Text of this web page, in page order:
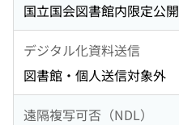
国立国会図書館内限定公開
デジタル化資料送信
図書館・個人送信対象外
遠隔複写可否（NDL）